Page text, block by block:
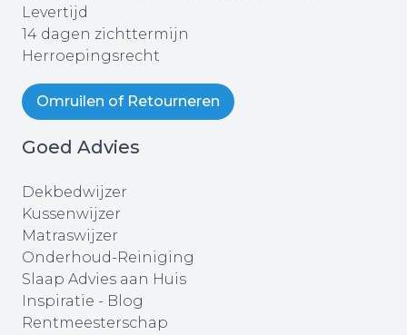
Levertijd
14 dagen zichttermijn
Herroepingsrecht
Omruilen of Retourneren
Goed Advies
Dekbedwijzer
Kussenwijzer
Matraswijzer
Onderhoud-Reiniging
Slaap Advies aan Huis
Inspiratie - Blog
Rentmeesterschap